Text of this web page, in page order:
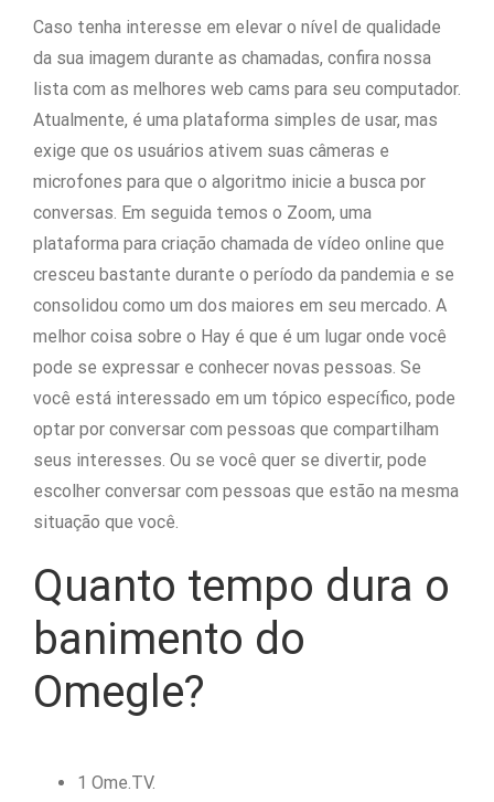
Caso tenha interesse em elevar o nível de qualidade
da sua imagem durante as chamadas, confira nossa
lista com as melhores web cams para seu computador.
Atualmente, é uma plataforma simples de usar, mas
exige que os usuários ativem suas câmeras e
microfones para que o algoritmo inicie a busca por
conversas. Em seguida temos o Zoom, uma
plataforma para criação chamada de vídeo online que
cresceu bastante durante o período da pandemia e se
consolidou como um dos maiores em seu mercado. A
melhor coisa sobre o Hay é que é um lugar onde você
pode se expressar e conhecer novas pessoas. Se
você está interessado em um tópico específico, pode
optar por conversar com pessoas que compartilham
seus interesses. Ou se você quer se divertir, pode
escolher conversar com pessoas que estão na mesma
situação que você.
Quanto tempo dura o
banimento do
Omegle?
1 Ome.TV.